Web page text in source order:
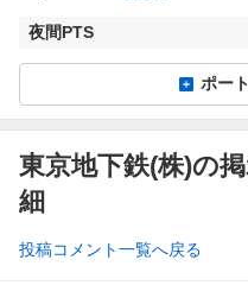
夜間PTS
ポー
東京地下鉄(株)の
細
投稿コメント一覧へ戻る